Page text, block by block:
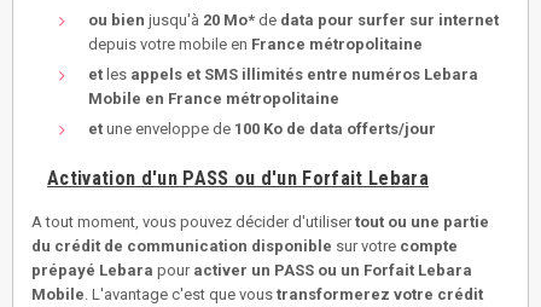
ou bien jusqu'à 20 Mo* de data pour surfer sur internet
depuis votre mobile en France métropolitaine
et les appels et SMS illimités entre numéros Lebara
Mobile en France métropolitaine
et une enveloppe de 100 Ko de data offerts/jour
Activation d'un PASS ou d'un Forfait Lebara
A tout moment, vous pouvez décider d'utilisertout ou une partie
du crédit de communication disponible sur votre compte
prépayé Lebara pour activer un PASS ou un Forfait Lebara
Mobile . L'avantage c'est que vous transformerez votre crédit